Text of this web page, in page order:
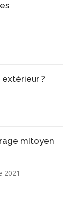
?
mitoyen
2021